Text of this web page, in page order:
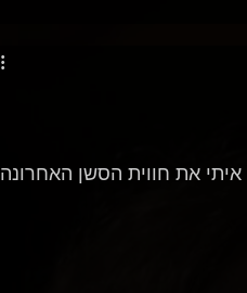
את חווית הסשן האחרונה